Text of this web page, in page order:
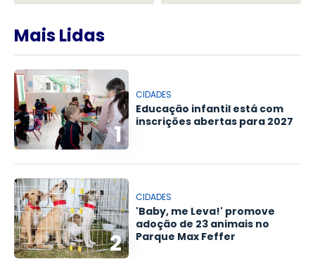
Mais Lidas
1
CIDADES
Educação infantil está com
inscrições abertas para 2027
2
CIDADES
'Baby, me Leva!' promove
adoção de 23 animais no
Parque Max Feffer